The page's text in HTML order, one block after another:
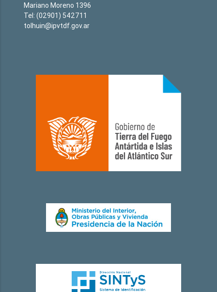
Mariano Moreno 1396
Tel: (02901) 542711
tolhuin@ipvtdf.gov.ar